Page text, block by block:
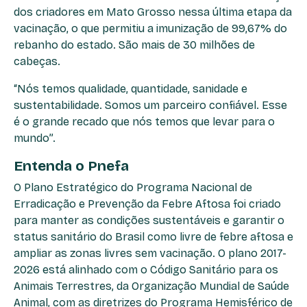
dos criadores em Mato Grosso nessa última etapa da
vacinação, o que permitiu a imunização de 99,67% do
rebanho do estado. São mais de 30 milhões de
cabeças.
“Nós temos qualidade, quantidade, sanidade e
sustentabilidade. Somos um parceiro confiável. Esse
é o grande recado que nós temos que levar para o
mundo”.
Entenda o Pnefa
O Plano Estratégico do Programa Nacional de
Erradicação e Prevenção da Febre Aftosa foi criado
para manter as condições sustentáveis e garantir o
status sanitário do Brasil como livre de febre aftosa e
ampliar as zonas livres sem vacinação. O plano 2017-
2026 está alinhado com o Código Sanitário para os
Animais Terrestres, da Organização Mundial de Saúde
Animal, com as diretrizes do Programa Hemisférico de